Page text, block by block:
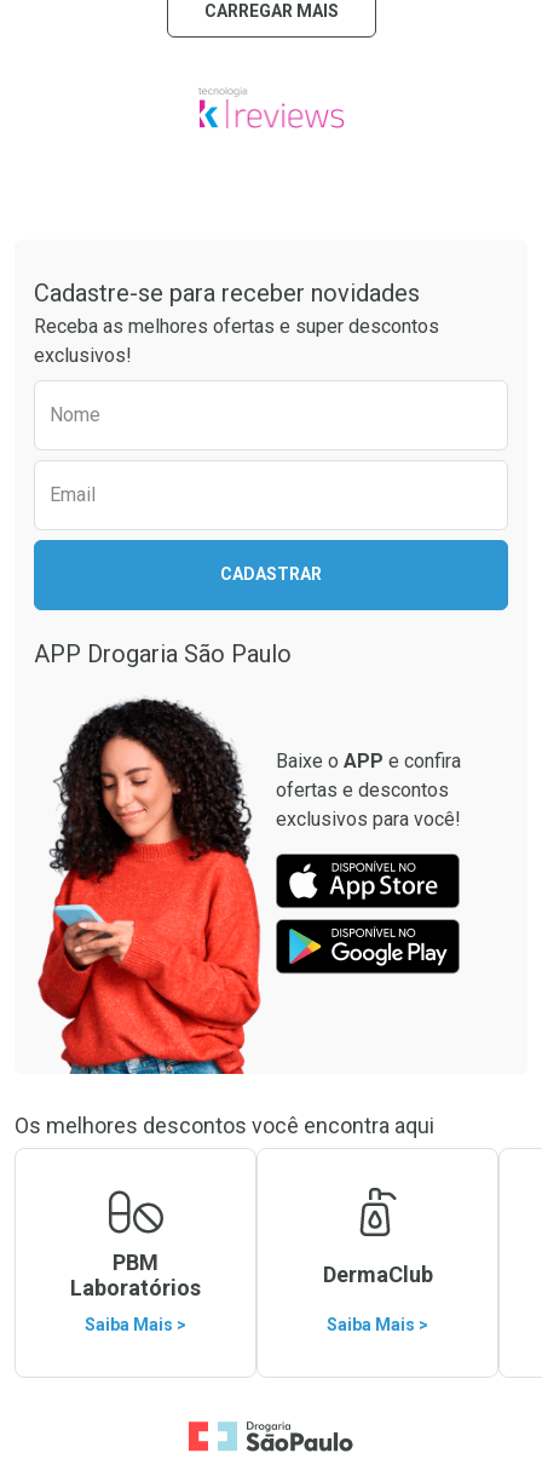
CARREGAR MAIS
Cadastre-se para receber novidades
Receba as melhores ofertas e super descontos
exclusivos!
Nome
Email
CADASTRAR
APP Drogaria São Paulo
Baixe o APP e confira
ofertas e descontos
exclusivos para você!
Os melhores descontos você encontra aqui
PBM
Laboratórios
Saiba Mais >
DermaClub
Saiba Mais >
Ir para a Home